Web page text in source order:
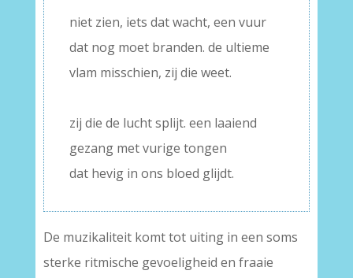
niet zien, iets dat wacht, een vuur
dat nog moet branden. de ultieme
vlam misschien, zij die weet.
zij die de lucht splijt. een laaiend
gezang met vurige tongen
dat hevig in ons bloed glijdt.
De muzikaliteit komt tot uiting in een soms
sterke ritmische gevoeligheid en fraaie